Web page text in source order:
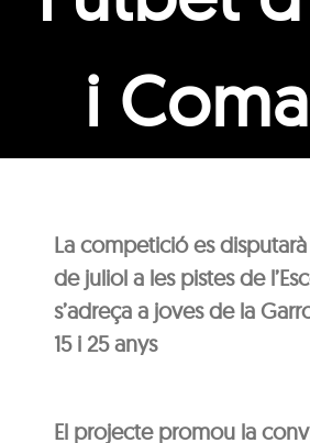
i
La competició es
de juliol a les pistes de
s’adreça a joves de la
15 i 25 anys
El projecte promou la